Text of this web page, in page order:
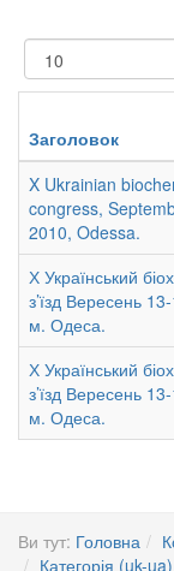
Показувати
Заголовок
X Ukrainian
congress,
2010, Odessa.
Х Український
з’їзд Вересень
м. Одеса.
Х Український
з’їзд Вересень
м. Одеса.
Ви тут: Головна
Категорія (uk-ua)